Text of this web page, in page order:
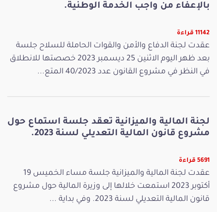
بالإعفاء من واجب الخدمة الوطنية.
11142 قراءة
عقدت لجنة الدفاع والأمن والقوات الحاملة للسلاح جلسة
بعد ظهر اليوم الاثنين 25 ديسمبر 2023 خصصتها للانطلاق
في النظر في مشروع القانون عدد 40/2023 المتع...
لجنة المالية والميزانية تعقد جلسة استماع حول
مشروع قانون المالية التعديلي لسنة 2023.
5691 قراءة
عقدت لجنة المالية والميزانية جلسة مساء الخميس 19
أكتوبر 2023 استمعت خلالها إلى وزيرة المالية حول مشروع
قانون المالية التعديلي لسنة 2023. وفي بداية ...